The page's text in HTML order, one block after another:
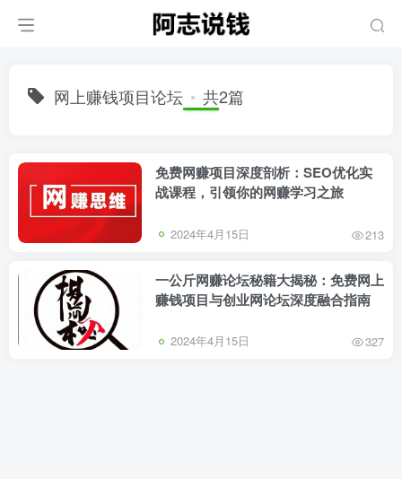
网上赚钱项目论坛 共2篇
免费网赚项目深度剖析：SEO优化实
战课程，引领你的网赚学习之旅
2024年4月15日 213
一公斤网赚论坛秘籍大揭秘：免费网上
赚钱项目与创业网论坛深度融合指南
2024年4月15日 327